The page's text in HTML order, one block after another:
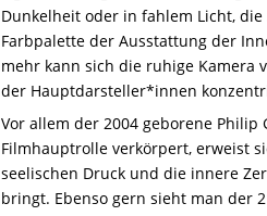
Dunkelheit oder in fahlem Licht,
Farbpalette der Ausstattung der
mehr kann sich die ruhige Kamera
der Hauptdarsteller*innen
Vor allem der 2004 geborene
Filmhauptrolle verkörpert, erweist
seelischen Druck und die innere
bringt. Ebenso gern sieht man der